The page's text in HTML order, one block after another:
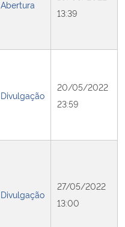
Abertura
13:39
Divulgação
20/05/2022
23:59
Divulgação
27/05/2022
13:00